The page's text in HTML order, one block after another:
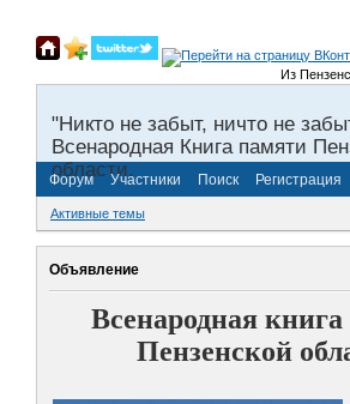
Из
"Никто не забыт, ничто не
Всенародная Книга памяти
области.
Форум Участники Поиск Регистрация
Активные темы
Объявление
Всенародная
Пензенской